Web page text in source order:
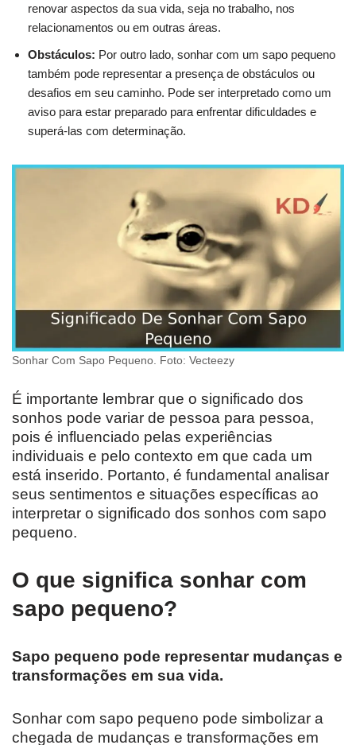
renovar aspectos da sua vida, seja no trabalho, nos
relacionamentos ou em outras áreas.
Obstáculos: Por outro lado, sonhar com um sapo pequeno
também pode representar a presença de obstáculos ou
desafios em seu caminho. Pode ser interpretado como um
aviso para estar preparado para enfrentar dificuldades e
superá-las com determinação.
Sonhar Com Sapo Pequeno. Foto: Vecteezy
É importante lembrar que o significado dos
sonhos pode variar de pessoa para pessoa,
pois é influenciado pelas experiências
individuais e pelo contexto em que cada um
está inserido. Portanto, é fundamental analisar
seus sentimentos e situações específicas ao
interpretar o significado dos sonhos com sapo
pequeno.
O que significa sonhar com
sapo pequeno?
Sapo pequeno pode representar mudanças e
transformações em sua vida.
Sonhar com sapo pequeno pode simbolizar a
chegada de mudanças e transformações em